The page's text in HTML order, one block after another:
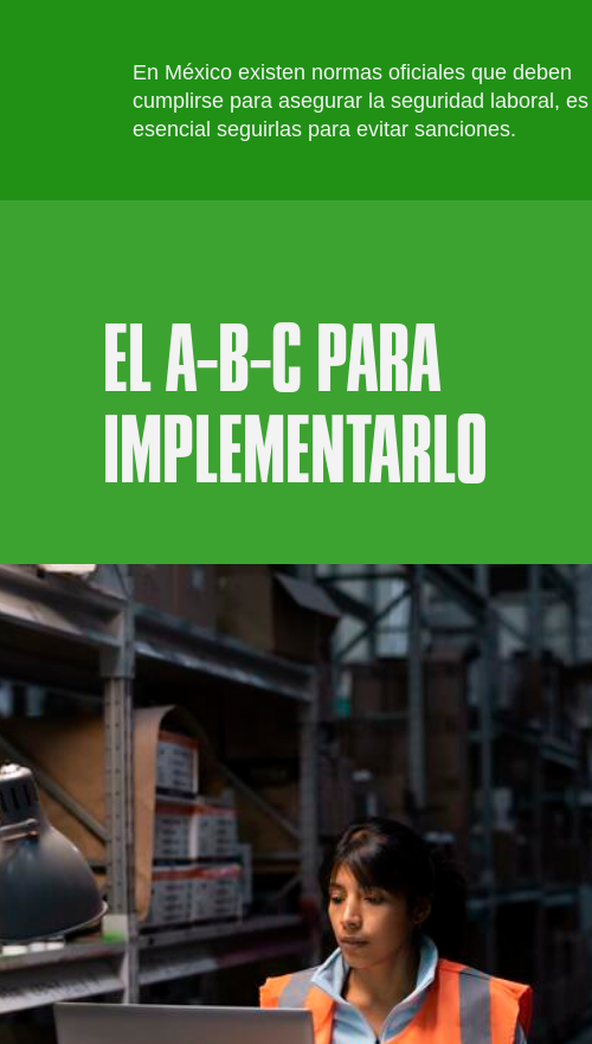
En México existen normas oficiales que deben
cumplirse para asegurar la seguridad laboral, es
esencial seguirlas para evitar sanciones.
EL A-B-C PARA
IMPLEMENTARLO